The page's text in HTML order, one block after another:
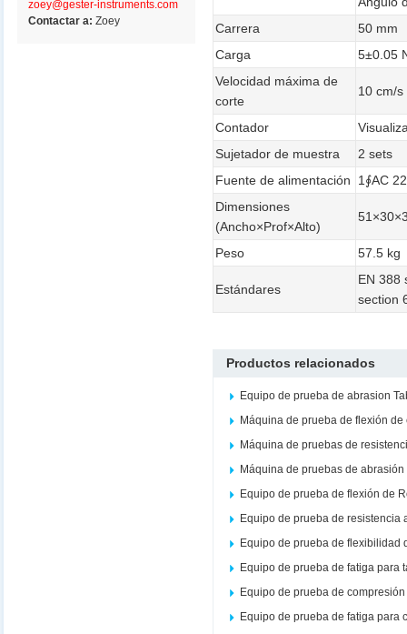
zoey@gester-instruments.com
Contactar a:Zoey
Carrera
50 mm
Carga
5±0.05
Velocidad máxima de
corte
10 cm/
Contador
Sujetador de muestra
2 sets
Fuente de alimentación
1∮AC
Dimensiones
(Ancho×Prof×Alto)
Peso 57.5 kg
Estándares
EN 388
section
Productos relacionados
Equipo de prueba de abrasion
Máquina de prueba de flexión de
Máquina de pruebas de
Máquina de pruebas de
Equipo de prueba de flexión de
Equipo de prueba de resistencia
Equipo de prueba de flexibilidad
Equipo de prueba de fatiga para
Equipo de prueba de
Equipo de prueba de fatiga para